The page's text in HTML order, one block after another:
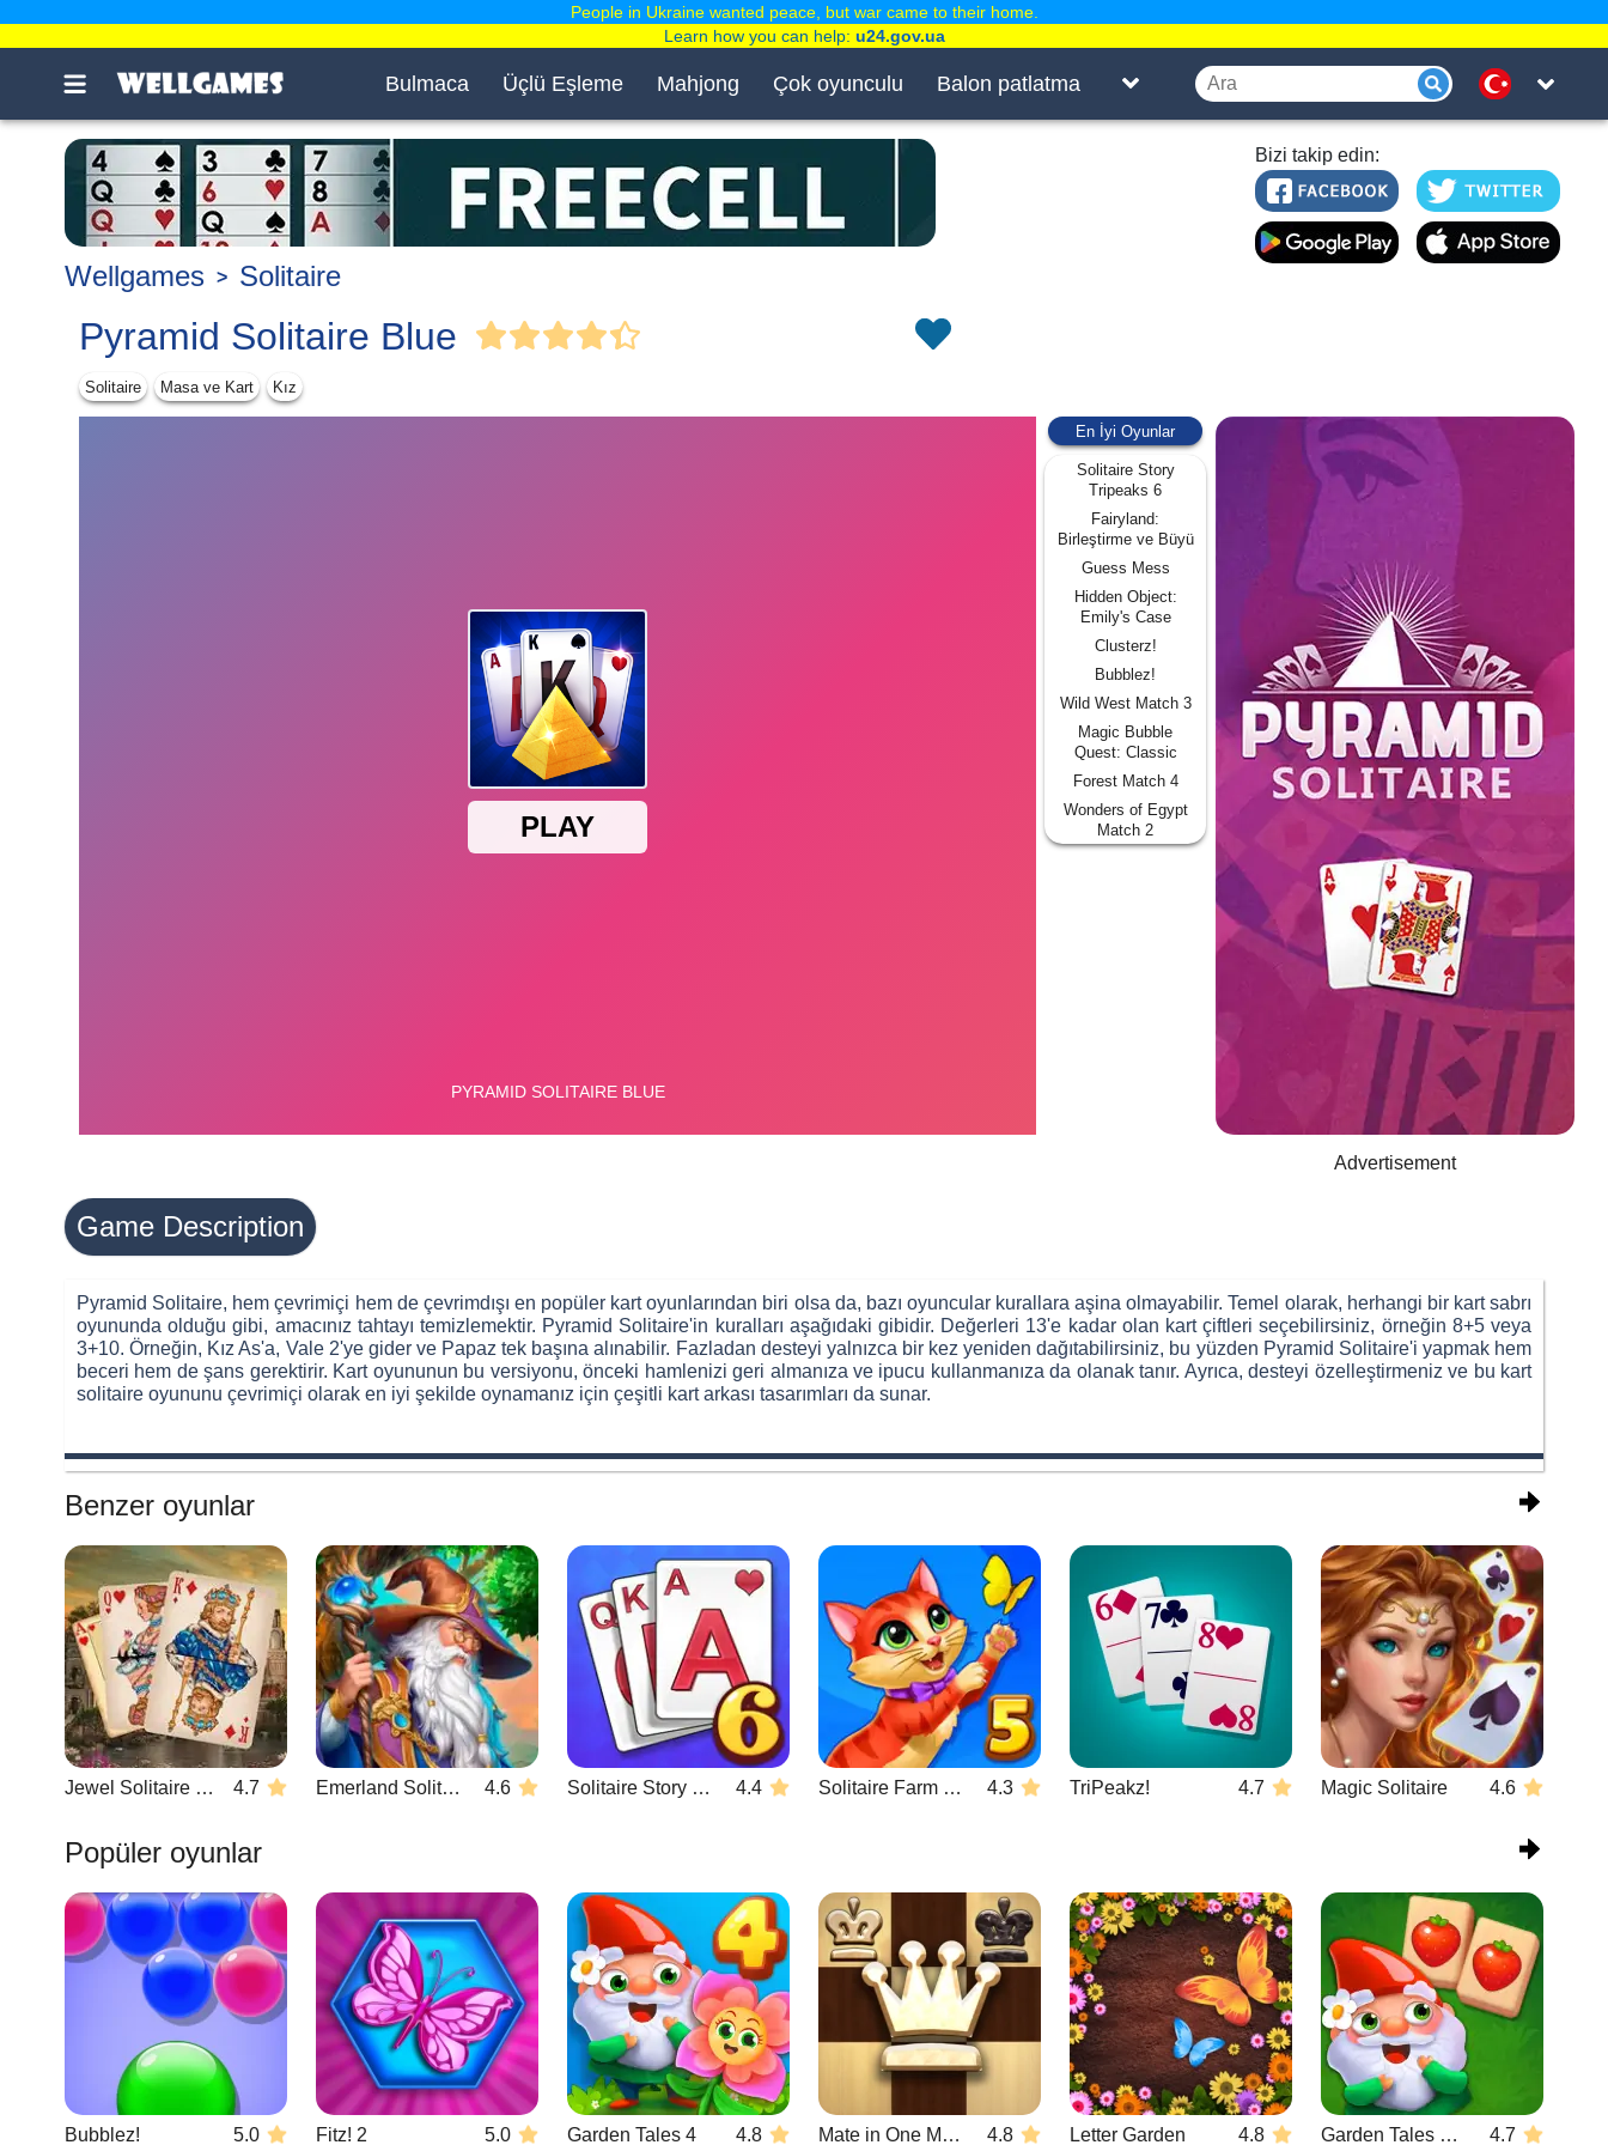
Bulmaca Üçlü Eşleme Mahjong Çok oyunculu Balon patlatma
Bizi takip edin:
Wellgames Solitaire
Pyramid Solitaire Blue
Solitaire Masa ve Kart Kız
En İyi Oyunlar
Solitaire Story
Tripeaks 6
Fairyland:
Birleştirme ve Büyü
Guess Mess
Hidden Object:
Emily's Case
Clusterz!
Bubblez!
Wild West Match 3
Magic Bubble
Quest: Classic
Forest Match 4
Wonders of Egypt
Match 2
Advertisement
Game Description
Pyramid Solitaire, hem çevrimiçi hem de çevrimdışı en popüler kart oyunlarından biri olsa da, bazı oyuncular kurallara aşina olmayabilir. Temel olarak, herhangi bir kart sabrı
oyununda olduğu gibi, amacınız tahtayı temizlemektir. Pyramid Solitaire'in kuralları aşağıdaki gibidir. Değerleri 13'e kadar olan kart çiftleri seçebilirsiniz, örneğin 8+5 veya
3+10. Örneğin, Kız As'a, Vale 2'ye gider ve Papaz tek başına alınabilir. Fazladan desteyi yalnızca bir kez yeniden dağıtabilirsiniz, bu yüzden Pyramid Solitaire'i yapmak hem
beceri hem de şans gerektirir. Kart oyununun bu versiyonu, önceki hamlenizi geri almanıza ve ipucu kullanmanıza da olanak tanır. Ayrıca, desteyi özelleştirmeniz ve bu kart
solitaire oyununu çevrimiçi olarak en iyi şekilde oynamanız için çeşitli kart arkası tasarımları da sunar.
Benzer oyunlar
Jewel Solitaire TriPeaks 4.7 Emerland Solitaire 4.6 Solitaire Story Tripeaks 6 4.4 Solitaire Farm Seasons 5 4.3 TriPeakz! 4.7 Magic Solitaire 4.6
Popüler oyunlar
Bubblez! 5.0 Fitz! 2 5.0 Garden Tales 4 4.8 Mate in One Move 4.8 Letter Garden 4.8 Garden Tales Mahjong 4.7
People in Ukraine wanted peace, but war came to their home.
Learn how you can help: u24.gov.ua